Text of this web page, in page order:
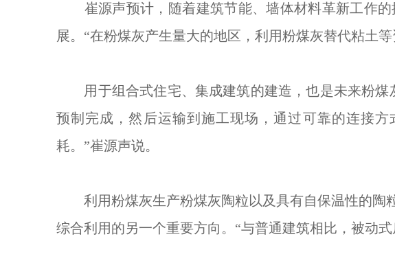
崔源声预计，随着建筑节能、墙体材料革新工作的
展。“在粉煤灰产生量大的地区，利用粉煤灰替代粘土
用于组合式住宅、集成建筑的建造，也是未来粉煤
预制完成，然后运输到施工现场，通过可靠的连接
耗。”崔源声说。
利用粉煤灰生产粉煤灰陶粒以及具有自保温性的陶
综合利用的另一个重要方向。“与普通建筑相比，被动